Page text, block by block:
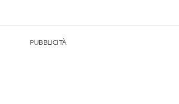
PUBBLICITÀ